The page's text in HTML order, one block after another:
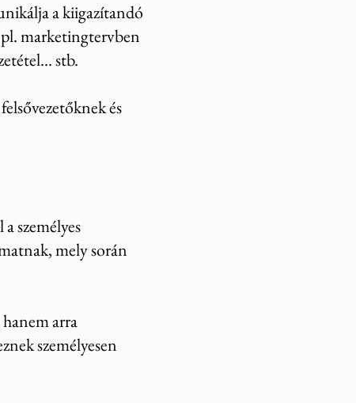
a kiigazítandó
marketingtervben
stb.
és
személyes
mely során
arra
személyesen